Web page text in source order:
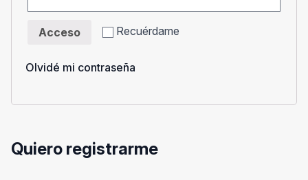
Recuérdame
Acceso
Olvidé mi contraseña
Quiero registrarme